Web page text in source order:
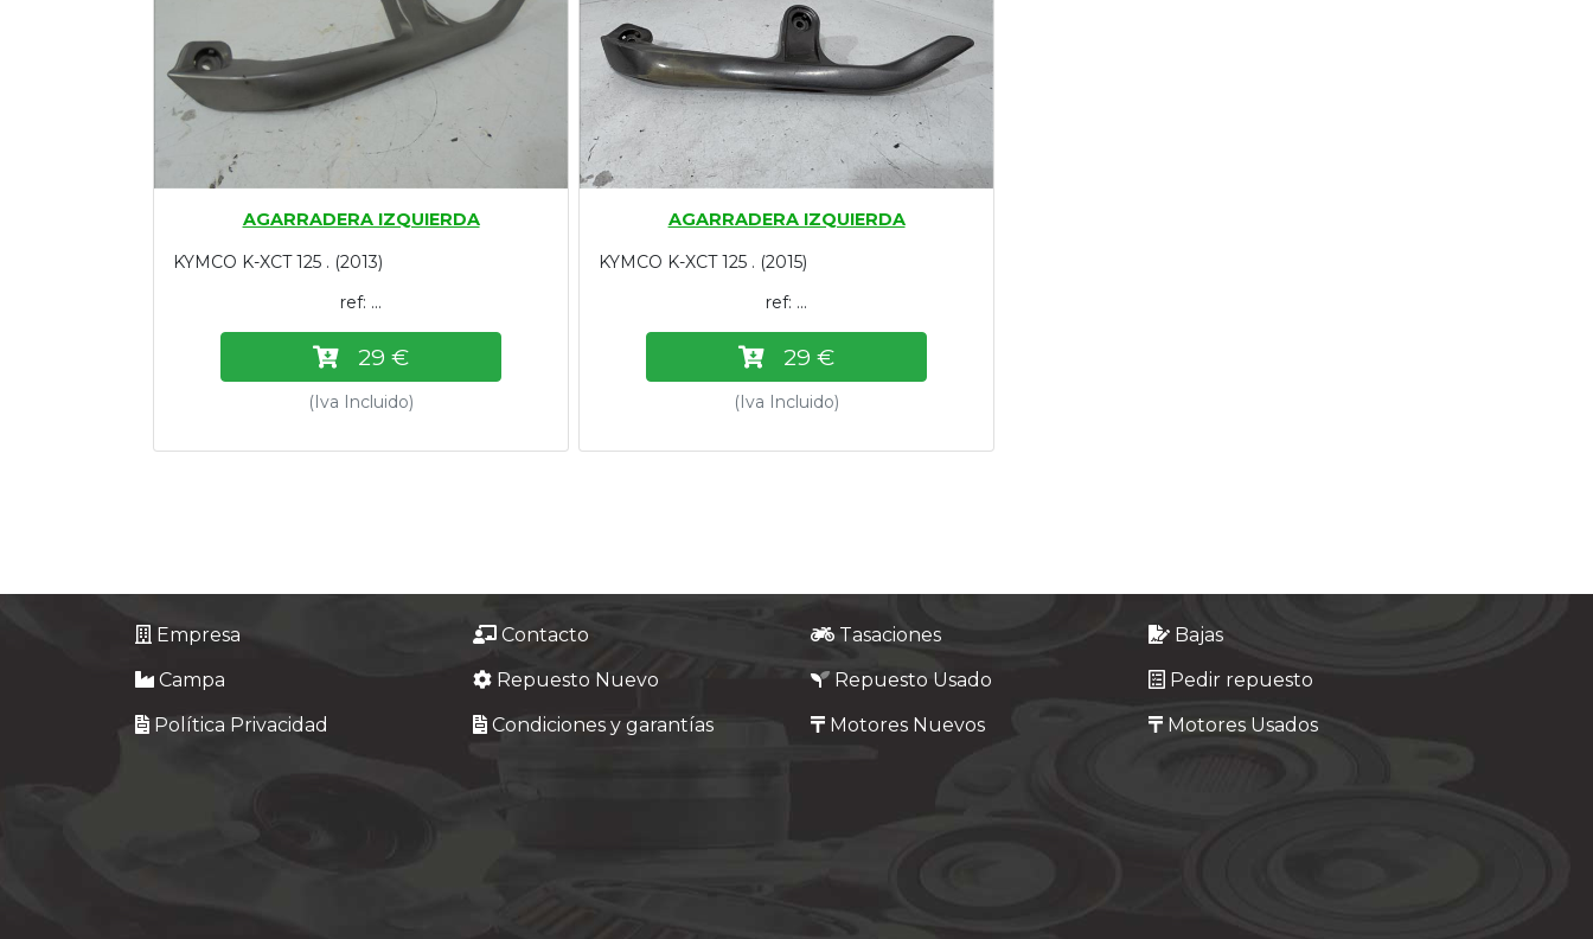
AGARRADERA IZQUIERDA
KYMCO K-XCT 125 . (2013)
ref: ...
29 €
(Iva Incluido)
AGARRADERA IZQUIERDA
KYMCO K-XCT 125 . (2015)
ref: ...
29 €
(Iva Incluido)
Empresa Contacto Tasaciones
Bajas
Campa
Repuesto Nuevo Repuesto Usado
Pedir repuesto
Política Privacidad
Condiciones y garantías Motores Nuevos Motores Usados